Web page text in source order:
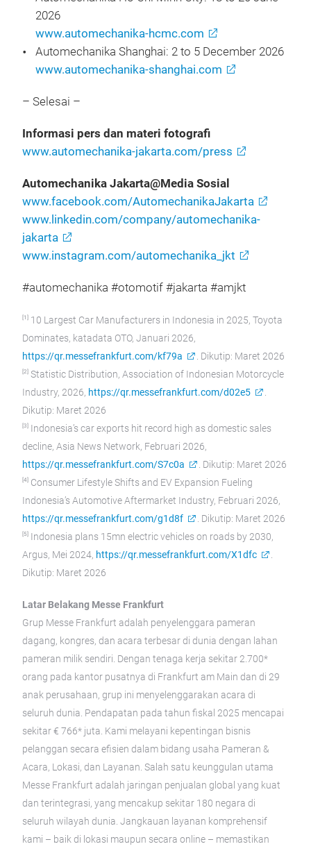
2026
www.automechanika-hcmc.com
Automechanika Shanghai: 2 to 5 December 2026
www.automechanika-shanghai.com
– Selesai –
Informasi pers dan materi fotografi
www.automechanika-jakarta.com/press
Automechanika Jakarta@Media Sosial
www.facebook.com/AutomechanikaJakarta
www.linkedin.com/company/automechanika-
jakarta
www.instagram.com/automechanika_jkt
#automechanika #otomotif #jakarta #amjkt
[1] 10 Largest Car Manufacturers in Indonesia in 2025, Toyota
Dominates, katadata OTO, Januari 2026,
https://qr.messefrankfurt.com/kf79a
. Dikutip: Maret 2026
[2] Statistic Distribution, Association of Indonesian Motorcycle
Industry, 2026, https://qr.messefrankfurt.com/d02e5
Dikutip: Maret 2026
[3] Indonesia’s car exports hit record high as domestic sales
decline, Asia News Network, Februari 2026,
https://qr.messefrankfurt.com/S7c0a
. Dikutip: Maret 2026
[4] Consumer Lifestyle Shifts and EV Expansion Fueling
Indonesia’s Automotive Aftermarket Industry, Februari 2026,
https://qr.messefrankfurt.com/g1d8f
. Dikutip: Maret 2026
[5] Indonesia plans 15mn electric vehicles on roads by 2030,
Argus, Mei 2024, https://qr.messefrankfurt.com/X1dfc
Dikutip: Maret 2026
Latar Belakang Messe Frankfurt
Grup Messe Frankfurt adalah penyelenggara pameran
dagang, kongres, dan acara terbesar di dunia dengan lahan
pameran milik sendiri. Dengan tenaga kerja sekitar 2.700*
orang pada kantor pusatnya di Frankfurt am Main dan di 29
anak perusahaan, grup ini menyelenggarakan acara di
seluruh dunia. Pendapatan pada tahun fiskal 2025 mencapai
sekitar € 766* juta. Kami melayani kepentingan bisnis
pelanggan secara efisien dalam bidang usaha Pameran &
Acara, Lokasi, dan Layanan. Salah satu keunggulan utama
Messe Frankfurt adalah jaringan penjualan global yang kuat
dan terintegrasi, yang mencakup sekitar 180 negara di
seluruh wilayah dunia. Jangkauan layanan komprehensif
kami – baik di lokasi maupun secara online – memastikan